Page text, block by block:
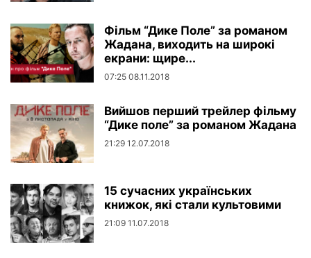
Фільм “Дике Поле” за романом
Жадана, виходить на широкі
екрани: щире...
07:25 08.11.2018
Вийшов перший трейлер фільму
“Дике поле” за романом Жадана
21:29 12.07.2018
15 сучасних українських
книжок, які стали культовими
21:09 11.07.2018